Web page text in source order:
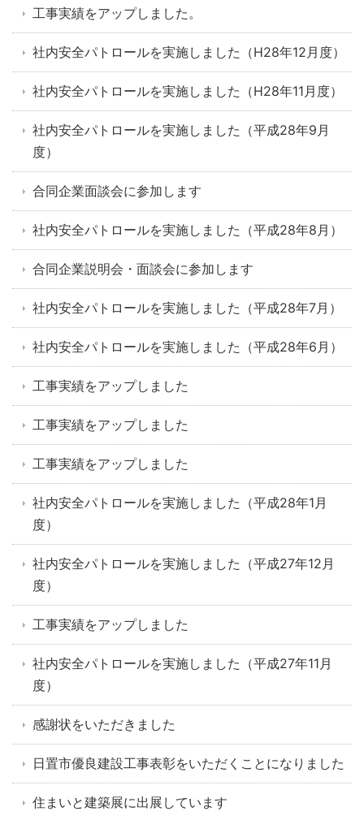
工事実績をアップしました。
社内安全パトロールを実施しました（H28年12月度）
社内安全パトロールを実施しました（H28年11月度）
社内安全パトロールを実施しました（平成28年9月
度）
合同企業面談会に参加します
社内安全パトロールを実施しました（平成28年8月）
合同企業説明会・面談会に参加します
社内安全パトロールを実施しました（平成28年7月）
社内安全パトロールを実施しました（平成28年6月）
工事実績をアップしました
工事実績をアップしました
工事実績をアップしました
社内安全パトロールを実施しました（平成28年1月
度）
社内安全パトロールを実施しました（平成27年12月
度）
工事実績をアップしました
社内安全パトロールを実施しました（平成27年11月
度）
感謝状をいただきました
日置市優良建設工事表彰をいただくことになりました
住まいと建築展に出展しています